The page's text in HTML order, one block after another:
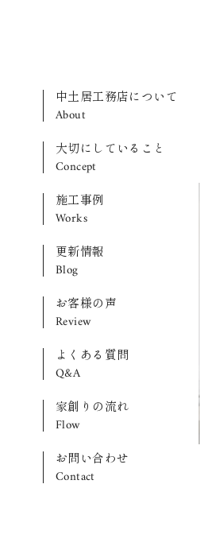
中土居工務店について
About
大切にしていること
Concept
施工事例
Works
更新情報
Blog
お客様の声
Review
よくある質問
Q&A
家創りの流れ
Flow
お問い合わせ
Contact